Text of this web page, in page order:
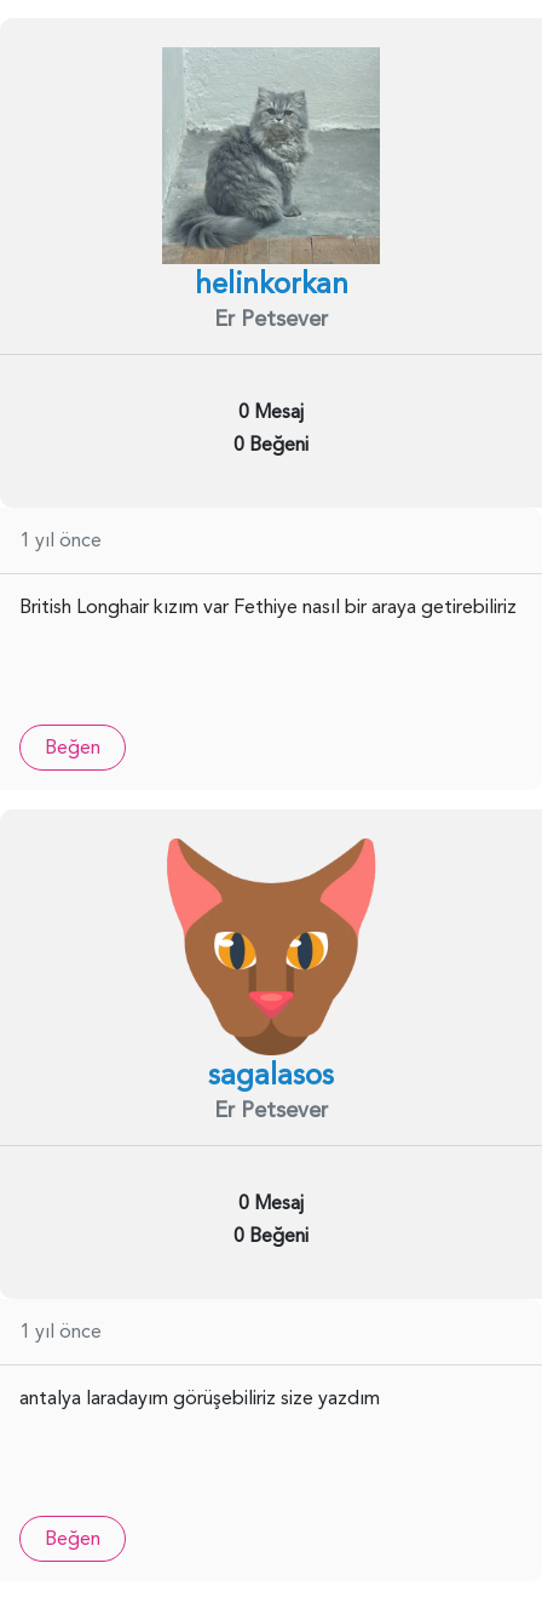
helinkorkan
Er Petsever
0 Mesaj
0 Beğeni
1 yıl önce
British Longhair kızım var Fethiye nasıl bir araya getirebiliriz
Beğen
sagalasos
Er Petsever
0 Mesaj
0 Beğeni
1 yıl önce
antalya laradayım görüşebiliriz size yazdım
Beğen